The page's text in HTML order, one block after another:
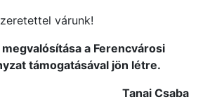
várunk!
a Ferencvárosi
támogatásával jön létre.
Tanai Csaba